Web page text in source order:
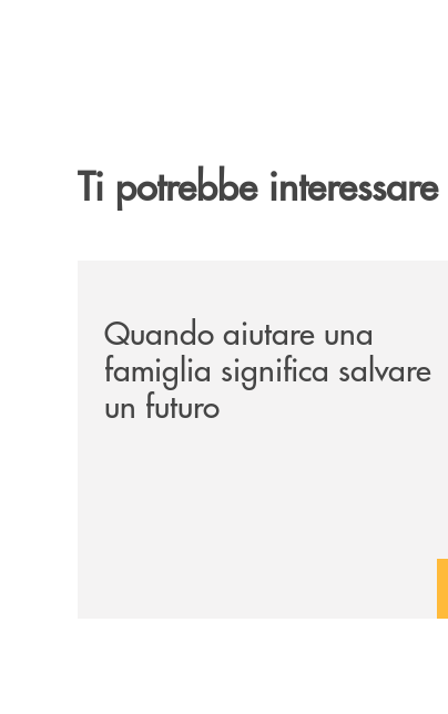
Ti potrebbe
Quando aiutare una
famiglia significa salvare
un futuro